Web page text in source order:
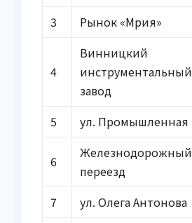
3 Рынок «Мрия»
4
Винницкий
инструментальный
завод
5 ул. Промышленная
6
Железнодорожный
переезд
7 ул. Олега Антонова